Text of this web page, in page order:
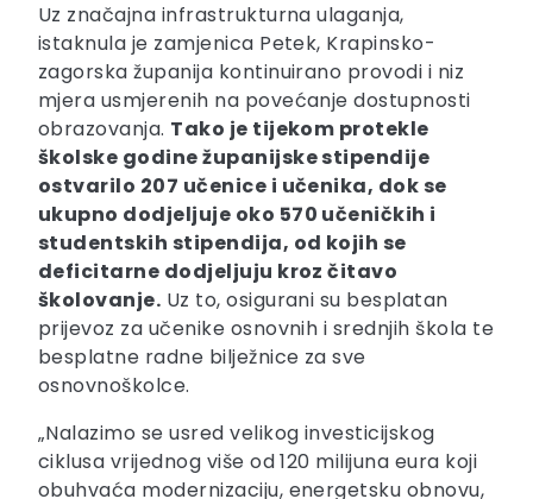
Uz značajna infrastrukturna ulaganja,
istaknula je zamjenica Petek, Krapinsko-
zagorska županija kontinuirano provodi i niz
mjera usmjerenih na povećanje dostupnosti
obrazovanja. Tako je tijekom protekle
školske godine županijske stipendije
ostvarilo 207 učenice i učenika, dok se
ukupno dodjeljuje oko 570 učeničkih i
studentskih stipendija, od kojih se
deficitarne dodjeljuju kroz čitavo
školovanje. Uz to, osigurani su besplatan
prijevoz za učenike osnovnih i srednjih škola te
besplatne radne bilježnice za sve
osnovnoškolce.
„Nalazimo se usred velikog investicijskog
ciklusa vrijednog više od 120 milijuna eura koji
obuhvaća modernizaciju, energetsku obnovu,